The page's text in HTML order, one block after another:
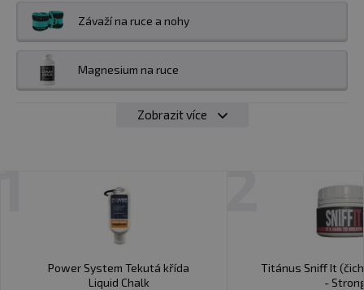
Závaží na ruce a nohy
Magnesium na ruce
Zobrazit více
Power System Tekutá křída
Liquid Chalk
Titánus Sniff It
-